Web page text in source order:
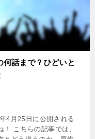
何話まで？ひどいと
4月25日に公開される
こちらの記事では、